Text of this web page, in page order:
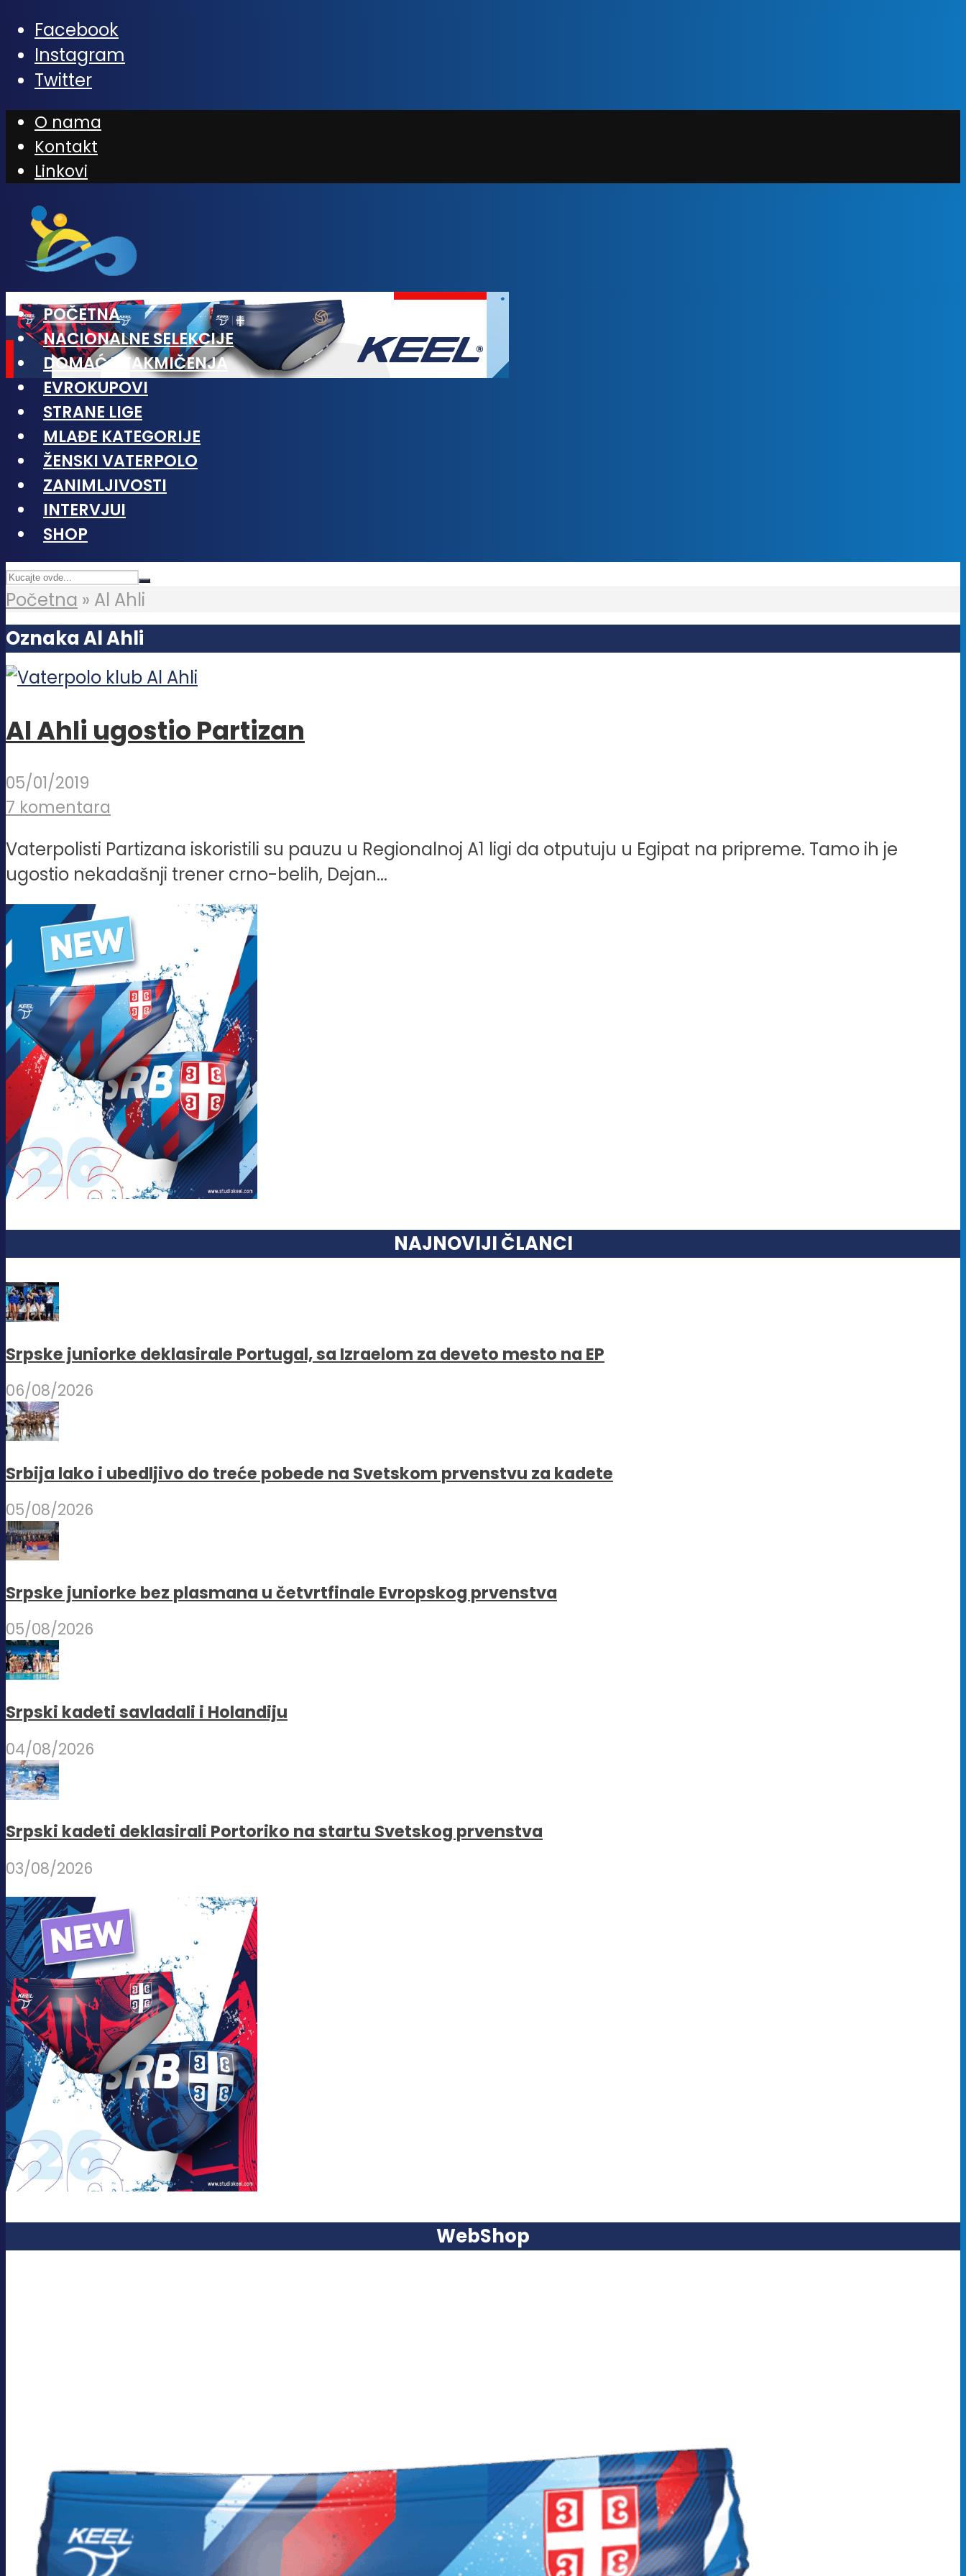
Facebook
Instagram
Twitter
O nama
Kontakt
Linkovi
POČETNA
NACIONALNE SELEKCIJE
DOMAĆA TAKMIČENJA
EVROKUPOVI
STRANE LIGE
MLAĐE KATEGORIJE
ŽENSKI VATERPOLO
ZANIMLJIVOSTI
INTERVJUI
SHOP
Početna » Al Ahli
Oznaka Al Ahli
Al Ahli ugostio Partizan
05/01/2019
7 komentara
Vaterpolisti Partizana iskoristili su pauzu u Regionalnoj A1 ligi da otputuju u Egipat na pripreme. Tamo ih je
ugostio nekadašnji trener crno-belih, Dejan...
NAJNOVIJI ČLANCI
Srpske juniorke deklasirale Portugal, sa Izraelom za deveto mesto na EP
06/08/2026
Srbija lako i ubedljivo do treće pobede na Svetskom prvenstvu za kadete
05/08/2026
Srpske juniorke bez plasmana u četvrtfinale Evropskog prvenstva
05/08/2026
Srpski kadeti savladali i Holandiju
04/08/2026
Srpski kadeti deklasirali Portoriko na startu Svetskog prvenstva
03/08/2026
WebShop